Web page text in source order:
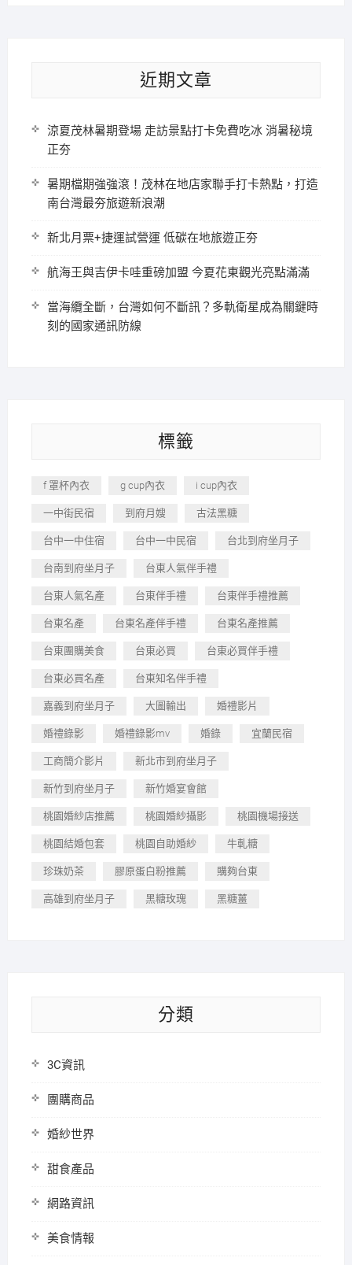
近期文章
涼夏茂林暑期登場 走訪景點打卡免費吃冰 消暑秘境
正夯
暑期檔期強強滾！茂林在地店家聯手打卡熱點，打造
南台灣最夯旅遊新浪潮
新北月票+捷運試營運 低碳在地旅遊正夯
航海王與吉伊卡哇重磅加盟 今夏花東觀光亮點滿滿
當海纜全斷，台灣如何不斷訊？多軌衛星成為關鍵時
刻的國家通訊防線
標籤
f 罩杯內衣 g cup內衣 i cup內衣
一中街民宿 到府月嫂 古法黑糖
台中一中住宿 台中一中民宿 台北到府坐月子
台南到府坐月子 台東人氣伴手禮
台東人氣名產 台東伴手禮 台東伴手禮推薦
台東名產 台東名產伴手禮 台東名產推薦
台東團購美食 台東必買 台東必買伴手禮
台東必買名產 台東知名伴手禮
嘉義到府坐月子 大圖輸出 婚禮影片
婚禮錄影 婚禮錄影mv 婚錄 宜蘭民宿
工商簡介影片 新北市到府坐月子
新竹到府坐月子 新竹婚宴會館
桃園婚紗店推薦 桃園婚紗攝影 桃園機場接送
桃園結婚包套 桃園自助婚紗 牛軋糖
珍珠奶茶 膠原蛋白粉推薦 購夠台東
高雄到府坐月子 黑糖玫瑰 黑糖薑
分類
3C資訊
團購商品
婚紗世界
甜食產品
網路資訊
美食情報